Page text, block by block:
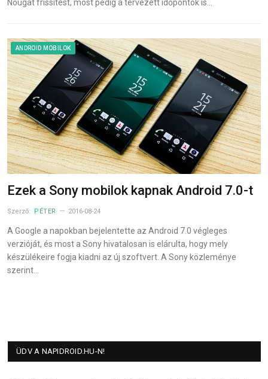
Nougat frissítést, most pedig a tervezett időpontok is…
ANDROID MOBILOK
Ezek a Sony mobilok kapnak Android 7.0-t
Szerző: PÉTER 2016-08-24
A Google a napokban bejelentette az Android 7.0 végleges
verzióját, és most a Sony hivatalosan is elárulta, hogy mely
készülékeire fogja kiadni az új szoftvert. A Sony közleménye
szerint…
ÜDV A NAPIDROID.HU-N!